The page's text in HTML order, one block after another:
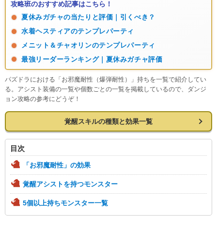
攻略班のおすすめ記事はこちら！
夏休みガチャの当たりと評価｜引くべき？
水着ヘスティアのテンプレパーティ
メニット＆チャオリンのテンプレパーティ
最強リーダーランキング｜夏休みガチャ評価
パズドラにおける「お邪魔耐性（爆弾耐性）」持ちを一覧で紹介してい
る。アシスト装備の一覧や個数ごとの一覧を掲載しているので、ダンジ
ョン攻略の参考にどうぞ！
覚醒スキルの種類と効果一覧
目次
「お邪魔耐性」の効果
覚醒アシストを持つモンスター
5個以上持ちモンスター一覧